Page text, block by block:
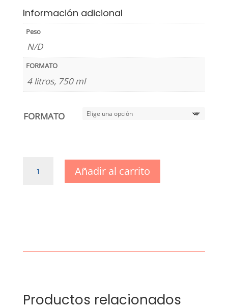
Información adicional
Peso
N/D
FORMATO
4 litros, 750 ml
FORMATO
cantidad
Añadir al carrito
Productos relacionados